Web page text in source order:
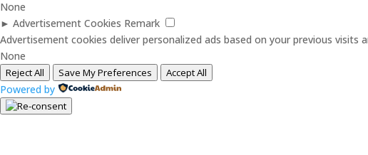
None
► Advertisement Cookies Remark
Advertisement cookies deliver personalized ads based on your previous visits
None
Reject All Save My Preferences Accept All
Powered by